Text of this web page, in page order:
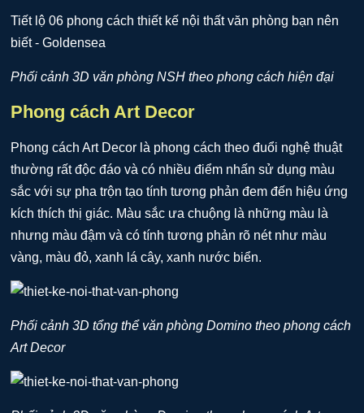
Phối cảnh 3D văn phòng NSH theo phong cách hiện đại
Phong cách Art Decor
Phong cách Art Decor là phong cách theo đuổi nghệ thuật
thường rất độc đáo và có nhiều điểm nhấn sử dụng màu
sắc với sự pha trộn tạo tính tương phản đem đến hiệu ứng
kích thích thị giác. Màu sắc ưa chuộng là những màu là
nhưng màu đậm và có tính tương phản rõ nét như màu
vàng, màu đỏ, xanh lá cây, xanh nước biển.
Phối cảnh 3D tổng thể văn phòng Domino theo phong cách
Art Decor